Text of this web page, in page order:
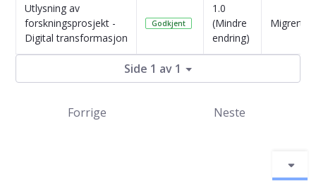
Utlysning av
forskningsprosjekt -
Digital transformasjon
Godkjent
1.0
(Mindre
endring)
Migrert
Side 1 av 1
Forrige Neste